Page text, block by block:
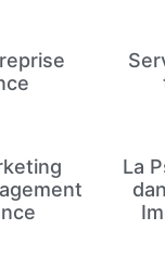
La